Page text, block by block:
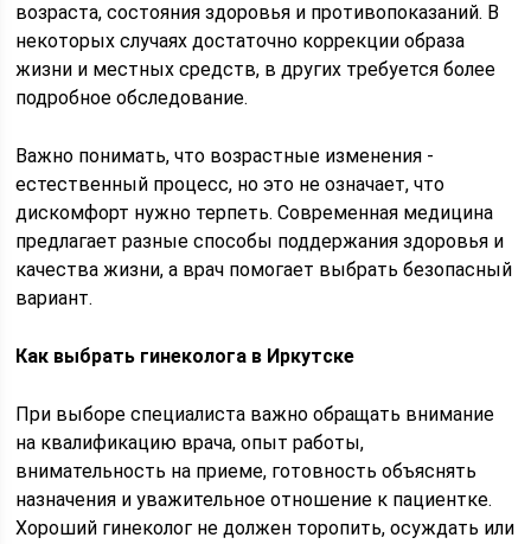
возраста, состояния здоровья и противопоказаний. В
некоторых случаях достаточно коррекции образа
жизни и местных средств, в других требуется более
подробное обследование.
Важно понимать, что возрастные изменения -
естественный процесс, но это не означает, что
дискомфорт нужно терпеть. Современная медицина
предлагает разные способы поддержания здоровья и
качества жизни, а врач помогает выбрать безопасный
вариант.
Как выбрать гинеколога в Иркутске
При выборе специалиста важно обращать внимание
на квалификацию врача, опыт работы,
внимательность на приеме, готовность объяснять
назначения и уважительное отношение к пациентке.
Хороший гинеколог не должен торопить, осуждать или